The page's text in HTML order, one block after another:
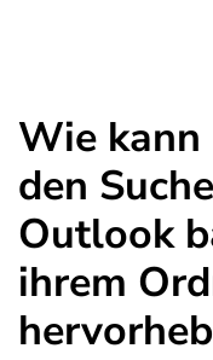
Wie
den
Outlook
ihrem